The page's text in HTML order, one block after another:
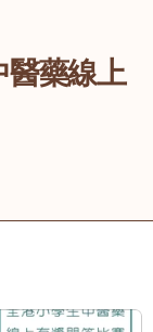
醫藥線上